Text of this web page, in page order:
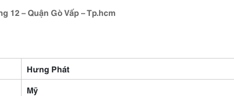
12 – Quận Gò Vấp – Tp.hcm
Hưng Phát
Mỹ